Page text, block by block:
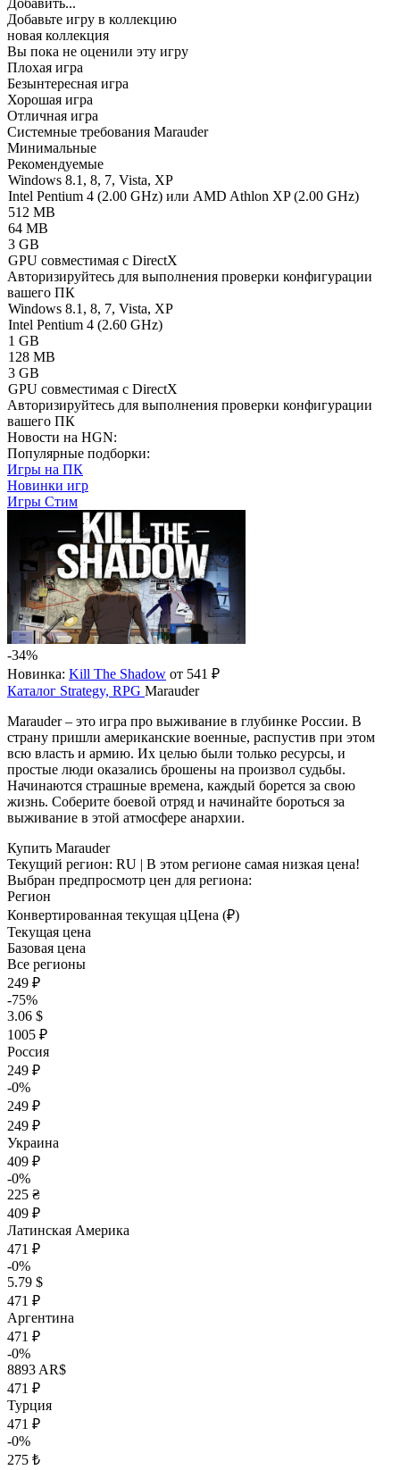
Добавить...
Добавьте игру в коллекцию
новая коллекция
Вы пока не оценили эту игру
Плохая игра
Безынтересная игра
Хорошая игра
Отличная игра
Системные требования Marauder
Минимальные
Рекомендуемые
Windows 8.1, 8, 7, Vista, XP
Intel Pentium 4 (2.00 GHz) или AMD Athlon XP (2.00 GHz)
512 MB
64 MB
3 GB
GPU совместимая с DirectX
Авторизируйтесь для выполнения проверки конфигурации
вашего ПК
Windows 8.1, 8, 7, Vista, XP
Intel Pentium 4 (2.60 GHz)
1 GB
128 MB
3 GB
GPU совместимая с DirectX
Авторизируйтесь для выполнения проверки конфигурации
вашего ПК
Новости на HGN:
Популярные подборки:
Игры на ПК
Новинки игр
Игры Стим
-34%
Новинка: Kill The Shadow от 541 ₽
Каталог Strategy, RPG Marauder
Marauder – это игра про выживание в глубинке России. В
страну пришли американские военные, распустив при этом
всю власть и армию. Их целью были только ресурсы, и
простые люди оказались брошены на произвол судьбы.
Начинаются страшные времена, каждый борется за свою
жизнь. Соберите боевой отряд и начинайте бороться за
выживание в этой атмосфере анархии.
Купить Marauder
Текущий регион: RU | В этом регионе самая низкая цена!
Выбран предпросмотр цен для региона:
Регион
Конвертированная текущая цЦена (₽)
Текущая цена
Базовая цена
Все регионы
249 ₽
-75%
3.06 $
1005 ₽
Россия
249 ₽
-0%
249 ₽
249 ₽
Украина
409 ₽
-0%
225 ₴
409 ₽
Латинская Америка
471 ₽
-0%
5.79 $
471 ₽
Аргентина
471 ₽
-0%
8893 AR$
471 ₽
Турция
471 ₽
-0%
275 ₺